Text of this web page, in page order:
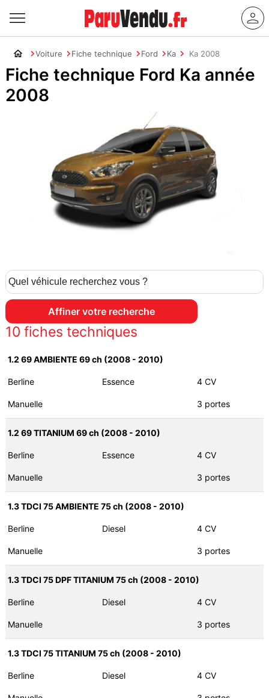
Voiture Fiche technique Ford Ka Ka 2008
Fiche technique Ford Ka année
2008
10 fiches techniques
1.2 69 AMBIENTE 69 ch (2008 - 2010)
Berline Essence 4 CV
Manuelle 3 portes
1.2 69 TITANIUM 69 ch (2008 - 2010)
Berline Essence 4 CV
Manuelle 3 portes
1.3 TDCI 75 AMBIENTE 75 ch (2008 - 2010)
Berline Diesel 4 CV
Manuelle 3 portes
1.3 TDCI 75 DPF TITANIUM 75 ch (2008 - 2010)
Berline Diesel 4 CV
Manuelle 3 portes
1.3 TDCI 75 TITANIUM 75 ch (2008 - 2010)
Berline Diesel 4 CV